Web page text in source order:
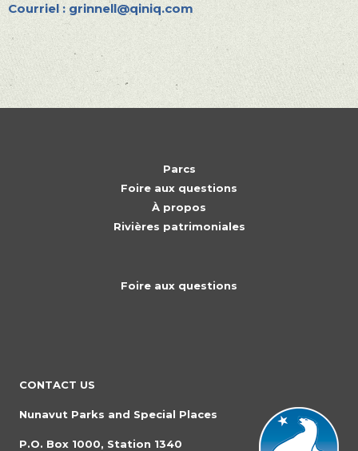
Courriel : grinnell@qiniq.com
Parcs
Foire aux questions
À propos
Rivières patrimoniales
Foire aux questions
CONTACT US
Nunavut Parks and Special Places
P.O. Box 1000, Station 1340